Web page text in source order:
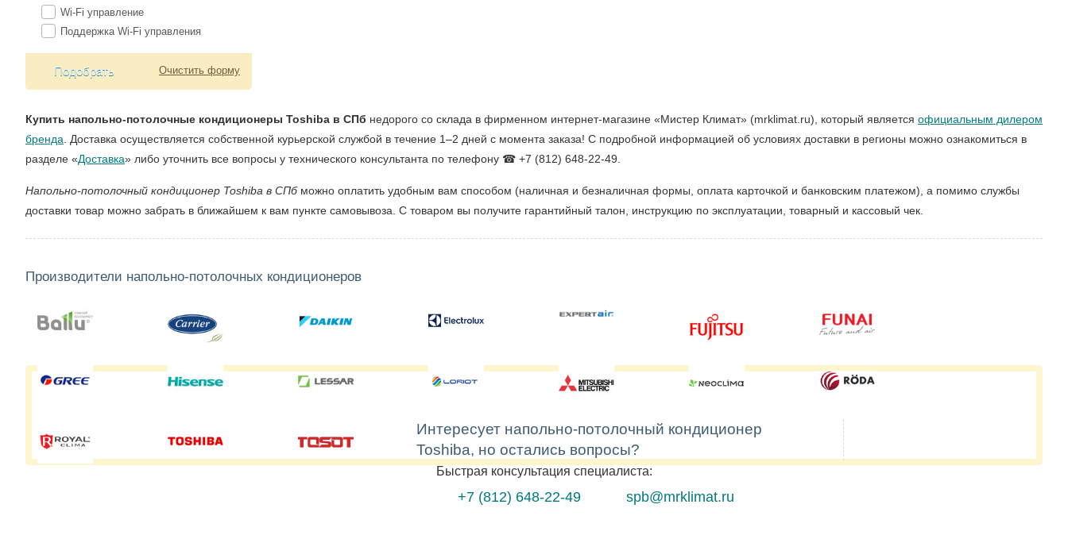
Wi-Fi управление
Поддержка Wi-Fi управления
Очистить форму
Подобрать
Купить напольно-потолочные кондиционеры Toshiba в СПб недорого со склада в фирменном интернет-магазине «Мистер Климат» (mrklimat.ru), который является официальным дилером
бренда . Доставка осуществляется собственной курьерской службой в течение 1–2 дней с момента заказа! С подробной информацией об условиях доставки в регионы можно ознакомиться в
разделе «Доставка» либо уточнить все вопросы у технического консультанта по телефону ☎ +7 (812) 648-22-49.
Напольно-потолочный кондиционер Toshiba в СПбможно оплатить удобным вам способом (наличная и безналичная формы, оплата карточкой и банковским платежом), а помимо службы
доставки товар можно забрать в ближайшем к вам пункте самовывоза. С товаром вы получите гарантийный талон, инструкцию по эксплуатации, товарный и кассовый чек.
Производители напольно-потолочных кондиционеров
Интересует напольно-потолочный кондиционер
Toshiba, но остались вопросы?
Быстрая консультация специалиста:
+7 (812) 648-22-49 spb@mrklimat.ru